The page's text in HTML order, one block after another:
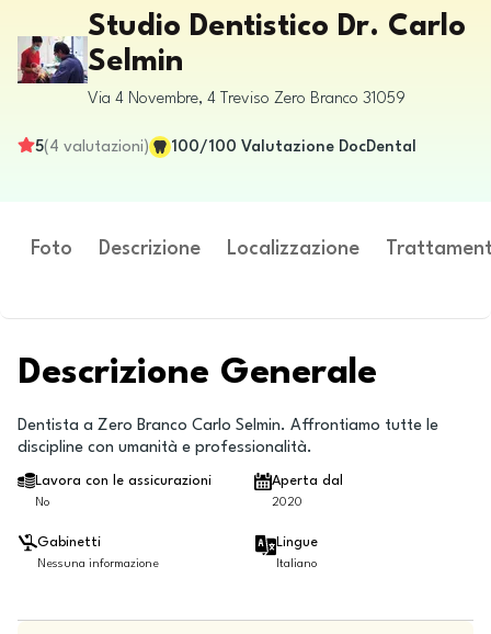
Studio Dentistico Dr. Carlo
Selmin
Via 4 Novembre, 4 Treviso Zero Branco 31059
5( 4 valutazioni) 100/100 Valutazione DocDental
Foto Descrizione Localizzazione
Descrizione Generale
Dentista a Zero Branco Carlo Selmin. Affrontiamo tutte le
discipline con umanità e professionalità.
Lavora con le assicurazioni
No
Aperta dal
2020
Gabinetti
Nessuna informazione
Lingue
Italiano